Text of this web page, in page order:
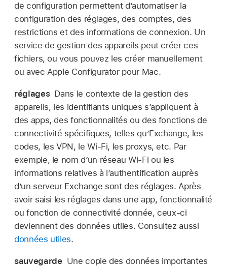
de configuration permettent d’automatiser la
configuration des réglages, des comptes, des
restrictions et des informations de connexion. Un
service de gestion des appareils peut créer ces
fichiers, ou vous pouvez les créer manuellement
ou avecApple Configuratorpour Mac.
réglages Dans le contexte de la gestion des
appareils, les identifiants uniques s’appliquent à
des apps, des fonctionnalités ou des fonctions de
connectivité spécifiques, telles qu’Exchange, les
codes, les VPN, leWi-Fi, les proxys, etc. Par
exemple, le nom d’un réseauWi-Fi ou les
informations relatives à l’authentification auprès
d’un serveur Exchange sont des réglages. Après
avoir saisi les réglages dans une app, fonctionnalité
ou fonction de connectivité donnée, ceux-ci
deviennent des données utiles. Consultez aussi
données utiles.
sauvegarde Une copie des données importantes